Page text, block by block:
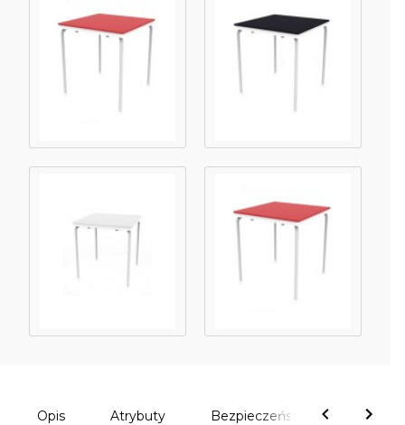
Opis Atrybuty Bezpieczeństwo